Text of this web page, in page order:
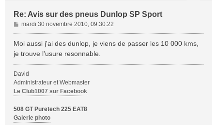
Re: Avis sur des pneus Dunlop SP Sport
M
e
s
a
g
e
mardi 30 novembre 2010, 09:30:22
Moi aussi j'ai des dunlop, je viens de passer les 10 000 kms,
je trouve l'usure resonnable.
David
Administrateur et Webmaster
Le Club1007 sur Facebook
508 GT Puretech 225 EAT8
Galerie photo